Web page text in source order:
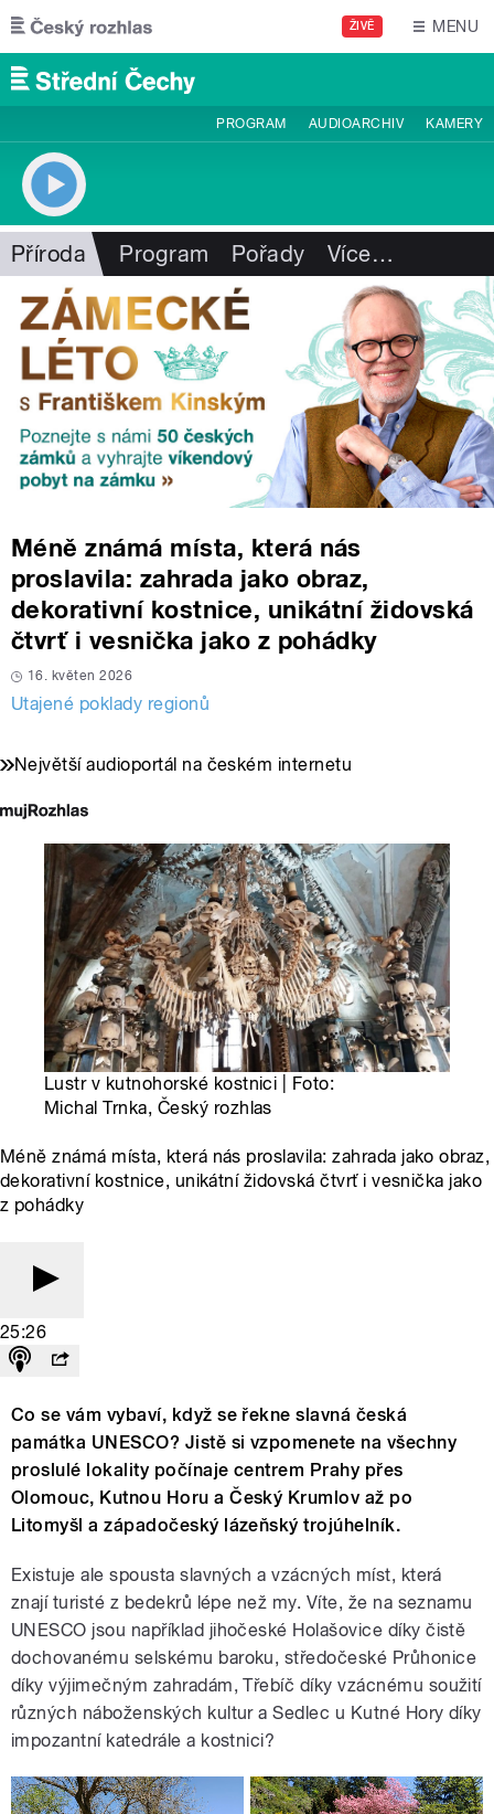
Přejít k hlavnímu obsahu
ŽIVĚ MENU
PROGRAM AUDIOARCHIV KAMERY
Příroda Program Pořady Více…
Méně známá místa, která nás
proslavila: zahrada jako obraz,
dekorativní kostnice, unikátní židovská
čtvrť i vesnička jako z pohádky
16. květen 2026
Utajené poklady regionů
Největší audioportál na českém internetu
Lustr v kutnohorské kostnici | Foto:
Michal Trnka, Český rozhlas
Méně známá místa, která nás proslavila: zahrada jako obraz,
dekorativní kostnice, unikátní židovská čtvrť i vesnička jako
z pohádky
25:26
Co se vám vybaví, když se řekne slavná česká
památka UNESCO? Jistě si vzpomenete na všechny
proslulé lokality počínaje centrem Prahy přes
Olomouc, Kutnou Horu a Český Krumlov až po
Litomyšl a západočeský lázeňský trojúhelník.
Existuje ale spousta slavných a vzácných míst, která
znají turisté z bedekrů lépe než my. Víte, že na seznamu
UNESCO jsou například jihočeské Holašovice díky čistě
dochovanému selskému baroku, středočeské Průhonice
díky výjimečným zahradám, Třebíč díky vzácnému soužití
různých náboženských kultur a Sedlec u Kutné Hory díky
impozantní katedrále a kostnici?